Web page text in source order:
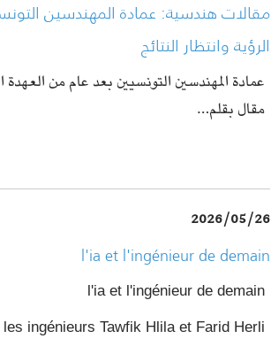
مقالات هندسية: عمادة المهندسين
الرؤية وانتظار النتائج
عمادة المهندسين التونسيين بعد عام من العهدة
مقال بقلم…
2026/05/26
l'ia et l'ingénieur de demain
l'ia et l'ingénieur de demain
ingénieurs Tawfik Hlila et Farid Herli